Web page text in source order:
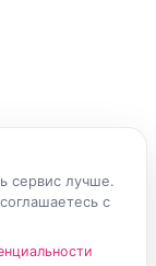
сервис лучше.
с